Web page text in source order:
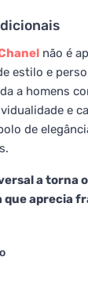
não é
estilo e
a homens
e
de
a torna
que aprecia